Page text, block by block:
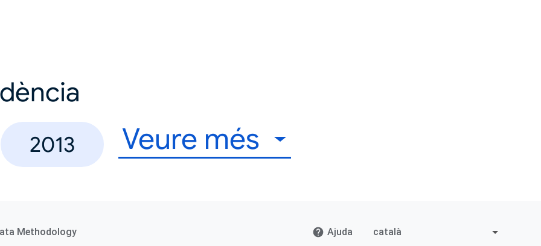
2013 Veure més
Methodology Ajuda